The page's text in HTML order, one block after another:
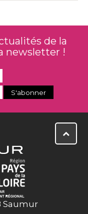
de la
newsletter !
Saumur